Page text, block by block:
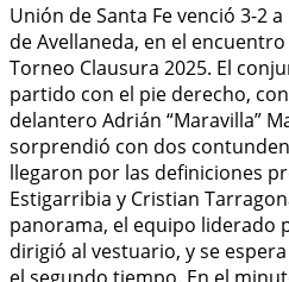
Unión de Santa Fe venció 3-2
de Avellaneda, en el
Torneo Clausura 2025. El
partido con el pie derecho,
delantero Adrián “Maravilla”
sorprendió con dos
llegaron por las definiciones
Estigarribia y Cristian
panorama, el equipo liderado
dirigió al vestuario, y se
el segundo tiempo. En el